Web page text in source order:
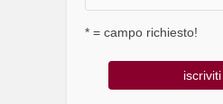
* = campo richiesto!